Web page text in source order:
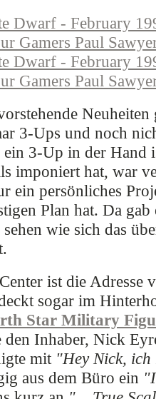
3-Ups und noch
ein 3-Up in der Hand
imponiert hat, war
ein persönliches
Plan hat. Da
wie sich das
ist die Adresse
sogar im
Star Military
den Inhaber, Nick
mit "Hey Nick,
aus dem Büro ein